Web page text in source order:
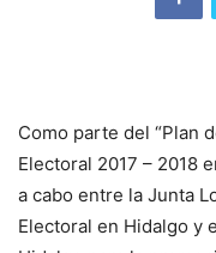
Como parte del “Plan
Electoral 2017 – 2018
a cabo entre la Junta
Electoral en Hidalgo y